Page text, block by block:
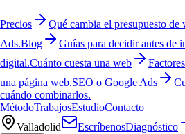
Precios
Qué cambia el presupuesto
Ads.Blog
Guías para decidir antes de
digital.Cuánto cuesta una web
una página web.SEO o Google Ads
cuándo combinarlos.
MétodoTrabajosEstudioContacto
Valladolid
EscríbenosDiagnóstico